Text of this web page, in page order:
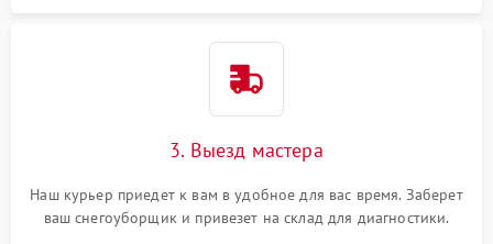
3. Выезд мастера
Наш курьер приедет к вам в удобное для вас время. Заберет
ваш снегоуборщик и привезет на склад для диагностики.